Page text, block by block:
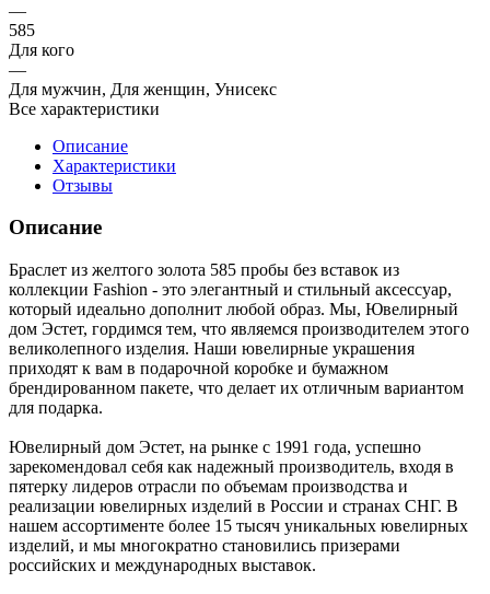
—
585
Для кого
—
Для мужчин, Для женщин, Унисекс
Все характеристики
Описание
Характеристики
Отзывы
Описание
Браслет из желтого золота 585 пробы без вставок из
коллекции Fashion - это элегантный и стильный аксессуар,
который идеально дополнит любой образ. Мы, Ювелирный
дом Эстет, гордимся тем, что являемся производителем этого
великолепного изделия. Наши ювелирные украшения
приходят к вам в подарочной коробке и бумажном
брендированном пакете, что делает их отличным вариантом
для подарка.
Ювелирный дом Эстет, на рынке с 1991 года, успешно
зарекомендовал себя как надежный производитель, входя в
пятерку лидеров отрасли по объемам производства и
реализации ювелирных изделий в России и странах СНГ. В
нашем ассортименте более 15 тысяч уникальных ювелирных
изделий, и мы многократно становились призерами
российских и международных выставок.